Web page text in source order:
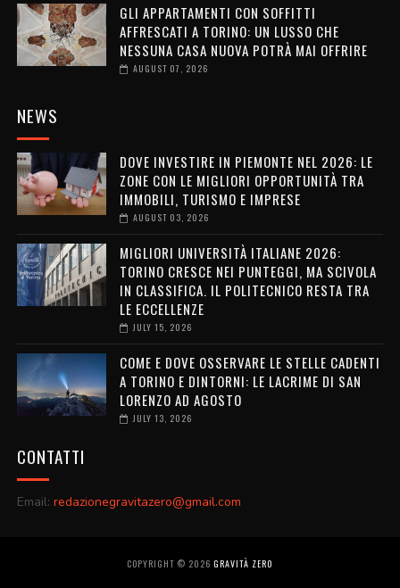
GLI APPARTAMENTI CON SOFFITTI
AFFRESCATI A TORINO: UN LUSSO CHE
NESSUNA CASA NUOVA POTRÀ MAI OFFRIRE
AUGUST 07, 2026
NEWS
DOVE INVESTIRE IN PIEMONTE NEL 2026: LE
ZONE CON LE MIGLIORI OPPORTUNITÀ TRA
IMMOBILI, TURISMO E IMPRESE
AUGUST 03, 2026
MIGLIORI UNIVERSITÀ ITALIANE 2026:
TORINO CRESCE NEI PUNTEGGI, MA SCIVOLA
IN CLASSIFICA. IL POLITECNICO RESTA TRA
LE ECCELLENZE
JULY 15, 2026
COME E DOVE OSSERVARE LE STELLE CADENTI
A TORINO E DINTORNI: LE LACRIME DI SAN
LORENZO AD AGOSTO
JULY 13, 2026
CONTATTI
Email: redazionegravitazero@gmail.com
COPYRIGHT © 2026GRAVITÀ ZERO